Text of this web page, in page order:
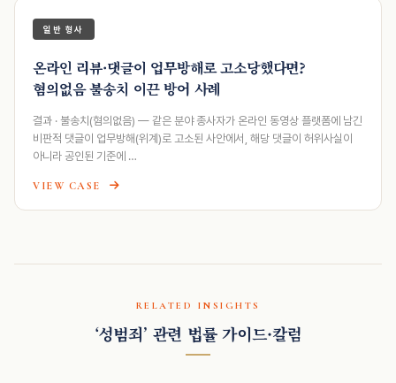
일반 형사
온라인 리뷰·댓글이 업무방해로 고소당했다면?
혐의없음 불송치 이끈 방어 사례
결과 · 불송치(혐의없음) — 같은 분야 종사자가 온라인 동영상 플랫폼에 남긴
비판적 댓글이 업무방해(위계)로 고소된 사안에서, 해당 댓글이 허위사실이
아니라 공인된 기준에 …
VIEW CASE
RELATED INSIGHTS
‘성범죄’ 관련 법률 가이드·칼럼